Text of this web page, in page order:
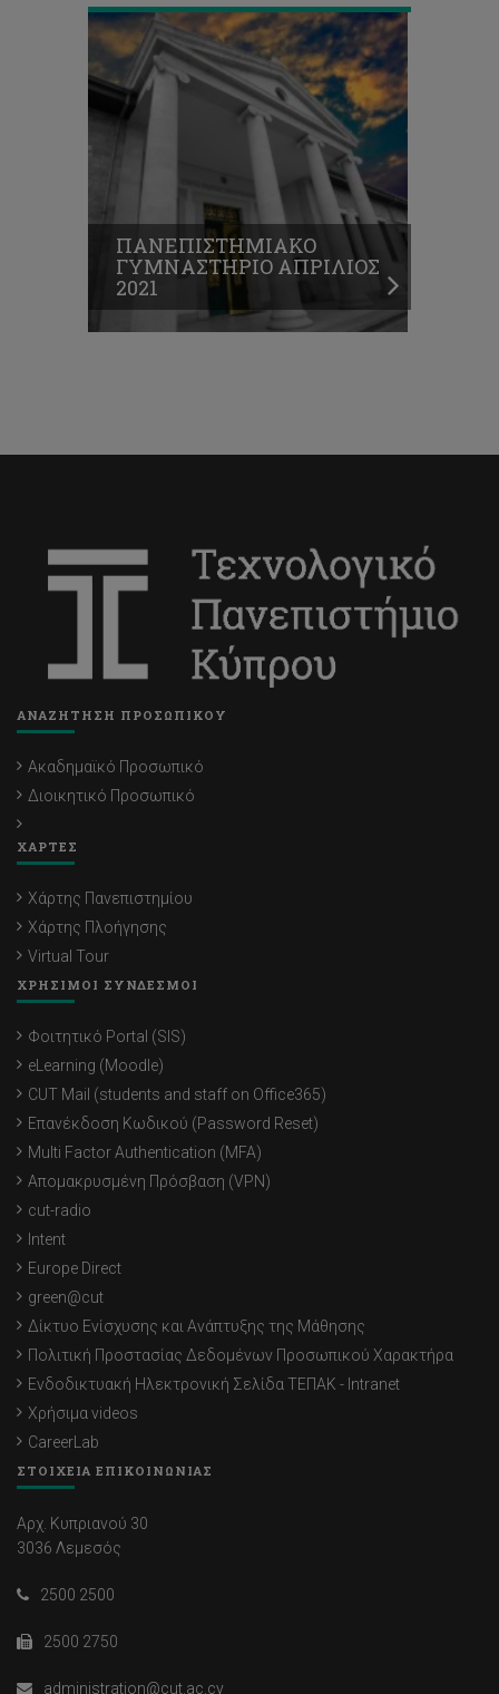
ΠΑΝΕΠΙΣΤΗΜΙΑΚΟ
ΓΥΜΝΑΣΤΗΡΙΟ ΑΠΡΙΛΙΟΣ
2021
ΑΝΑΖΗΤΗΣΗ ΠΡΟΣΩΠΙΚΟΥ
Ακαδημαϊκό Προσωπικό
Διοικητικό Προσωπικό
ΧΑΡΤΕΣ
Χάρτης Πανεπιστημίου
Χάρτης Πλοήγησης
Virtual Tour
ΧΡΗΣΙΜΟΙ ΣΥΝΔΕΣΜΟΙ
Φοιτητικό Portal (SIS)
eLearning (Moodle)
CUT Mail (students and staff on Office365)
Επανέκδοση Κωδικού (Password Reset)
Multi Factor Authentication (MFA)
Απομακρυσμένη Πρόσβαση (VPN)
cut-radio
Intent
Europe Direct
green@cut
Δίκτυο Ενίσχυσης και Ανάπτυξης της Μάθησης
Πολιτική Προστασίας Δεδομένων Προσωπικού Χαρακτήρα
Ενδοδικτυακή Ηλεκτρονική Σελίδα ΤΕΠΑΚ - Intranet
Χρήσιμα videos
CareerLab
ΣΤΟΙΧΕΙΑ ΕΠΙΚΟΙΝΩΝΙΑΣ
Αρχ. Κυπριανού 30
3036 Λεμεσός
2500 2500
2500 2750
administration@cut.ac.cy